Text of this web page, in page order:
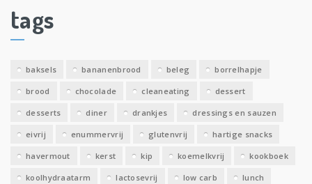
e
v
tags
baksels bananenbrood beleg borrelhapje
brood chocolade cleaneating dessert
desserts diner drankjes dressings en sauzen
eivrij enummervrij glutenvrij hartige snacks
havermout kerst kip koemelkvrij kookboek
koolhydraatarm lactosevrij low carb lunch